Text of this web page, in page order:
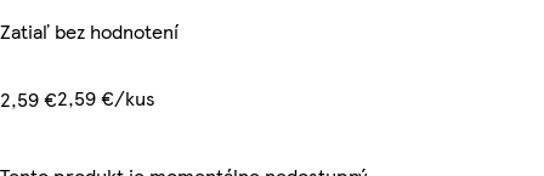
Zatiaľ bez hodnotení
2,59 €2,59 €/kus